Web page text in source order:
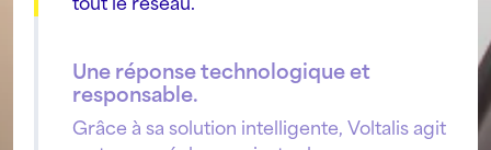
Une réponse technologique et
responsable.
Grâce à sa solution intelligente, Voltalis agit